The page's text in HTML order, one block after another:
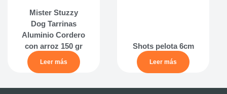
Mister Stuzzy
Dog Tarrinas
Aluminio Cordero
con arroz 150 gr
Leer más
Shots pelota 6cm
Leer más